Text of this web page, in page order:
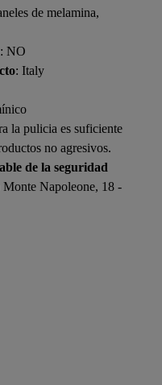
de melamina,
: NO
: Italy
la pulicia es suficiente
no agresivos.
de la seguridad
Napoleone, 18 -